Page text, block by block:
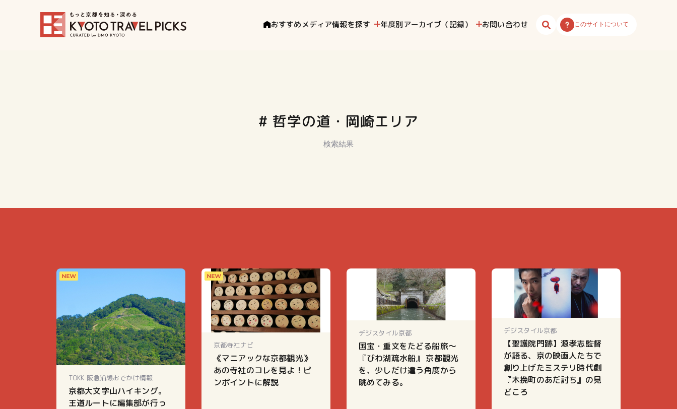
おすすめメディア情報を探す 年度別アーカイブ（記録） お問い合わせ このサイトについて
# 哲学の道・岡崎エリア
検索結果
TOKK 阪急沿線おでかけ情報
京都大文字山ハイキング。
王道ルートに編集部が行っ
京都寺社ナビ
《マニアックな京都観光》
あの寺社のコレを見よ！ピ
ンポイントに解説
デジスタイル京都
国宝・重文をたどる船旅～
『びわ湖疏水船』 京都観光
を、少しだけ違う角度から
眺めてみる。
デジスタイル京都
【聖護院門跡】源孝志監督
が語る、京の映画人たちで
創り上げたミステリ時代劇
『木挽町のあだ討ち』の見
どころ